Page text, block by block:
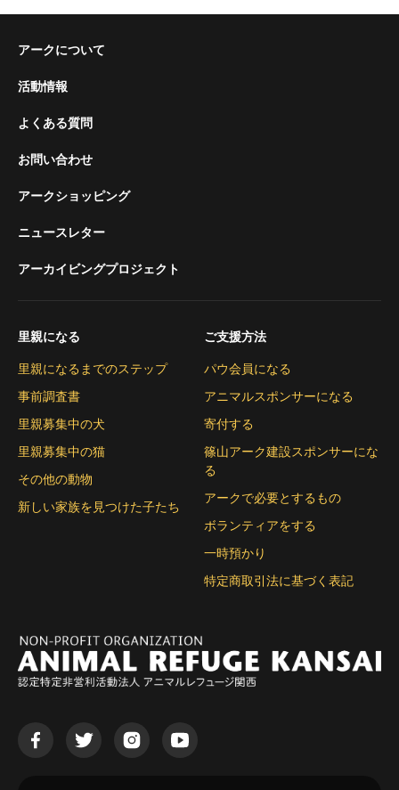
アークについて
活動情報
よくある質問
お問い合わせ
アークショッピング
ニュースレター
アーカイビングプロジェクト
里親になる
里親になるまでのステップ
事前調査書
里親募集中の犬
里親募集中の猫
その他の動物
新しい家族を見つけた子たち
ご支援方法
パウ会員になる
アニマルスポンサーになる
寄付する
篠山アーク建設スポンサーにな
る
アークで必要とするもの
ボランティアをする
一時預かり
特定商取引法に基づく表記